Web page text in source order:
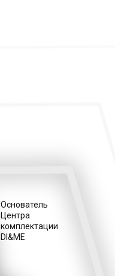
Основатель
Центра
комплектации
DI&ME